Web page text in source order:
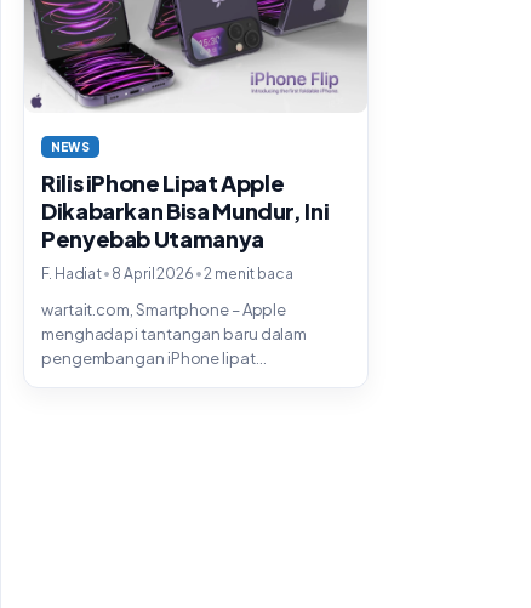
NEWS
Rilis iPhone Lipat Apple
Dikabarkan Bisa Mundur, Ini
Penyebab Utamanya
F. Hadiat• 8 April 2026 •2 menit baca
wartait.com, Smartphone – Apple
menghadapi tantangan baru dalam
pengembangan iPhone lipat